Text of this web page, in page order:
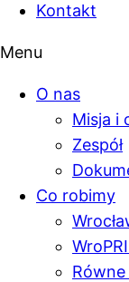
Kontakt
Menu
O nas
Misja i
Zespół
Co robimy